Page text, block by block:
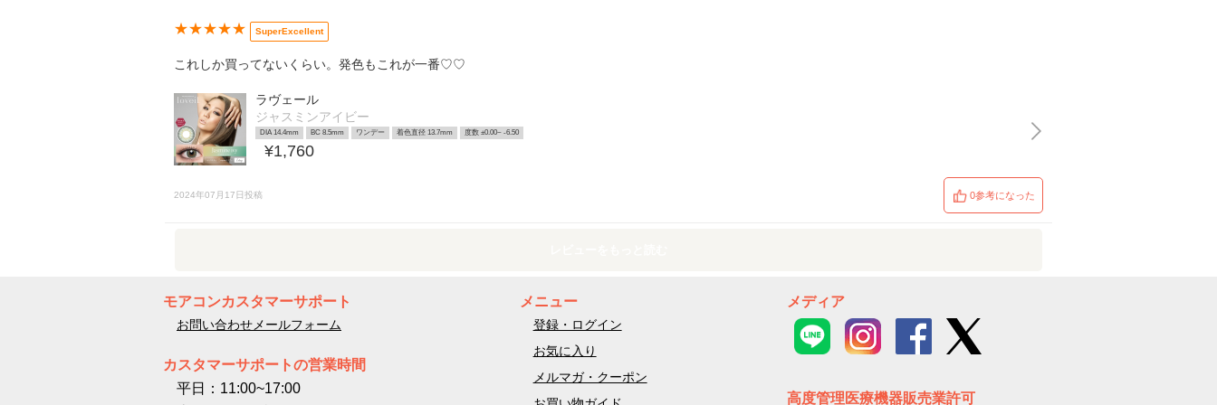
★★★★★ SuperExcellent
これしか買ってないくらい。発色もこれが一番♡♡
ラヴェール
ジャスミンアイビー
DIA 14.4mm BC 8.5mm ワンデー 着色直径 13.7mm 度数 ±0.00~ -6.50
¥1,760
2024年07月17日投稿 0参考になった
モアコンカスタマーサポート
お問い合わせメールフォーム
カスタマーサポートの営業時間
平日：11:00~17:00
メニュー
登録・ログイン
お気に入り
メルマガ・クーポン
メディア
高度管理医療機器販売業許可